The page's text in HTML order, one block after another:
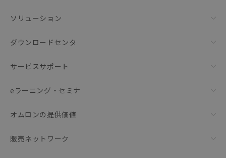
ソリューション
ダウンロードセンタ
サービスサポート
eラーニング・セミナ
オムロンの提供価値
販売ネットワーク